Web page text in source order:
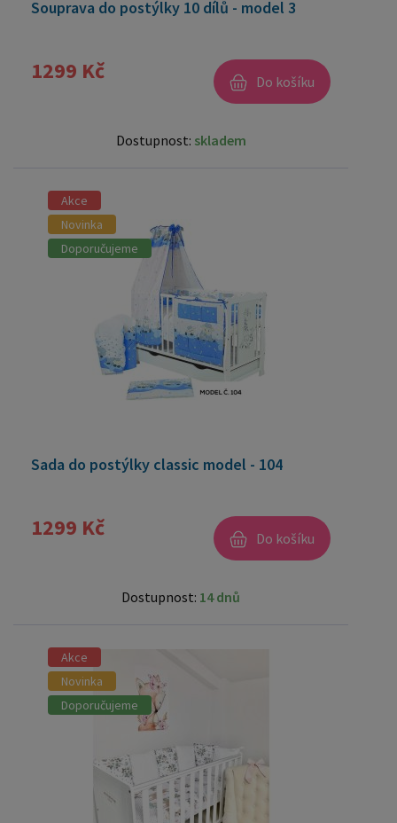
Souprava do postýlky 10 dílů - model 3
1299 Kč Do košíku
Dostupnost: skladem
Akce
Novinka
Doporučujeme
Sada do postýlky classic model - 104
1299 Kč Do košíku
Dostupnost: 14 dnů
Akce
Novinka
Doporučujeme